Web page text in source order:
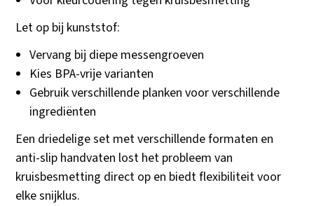
Let op bij kunststof:
Vervang bij diepe messengroeven
Kies BPA-vrije varianten
Gebruik verschillende planken voor verschillende
ingrediënten
Een driedelige set met verschillende formaten en
anti-slip handvaten lost het probleem van
kruisbesmetting direct op en biedt flexibiliteit voor
elke snijklus.